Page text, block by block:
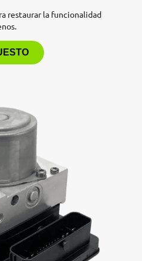
restaurar la funcionalidad